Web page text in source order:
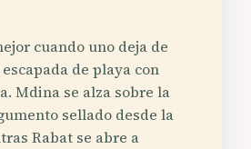
cuando uno deja de
de playa con
Mdina se alza sobre la
sellado desde la
Rabat se abre a